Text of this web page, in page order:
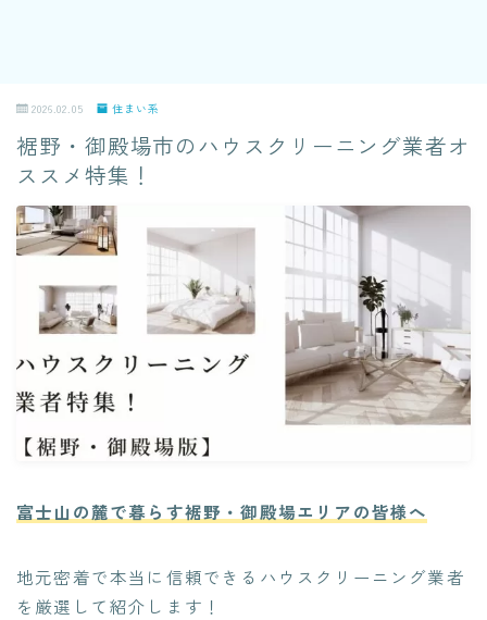
2026.02.05 住まい系
裾野・御殿場市のハウスクリーニング業者オ
ススメ特集！
富士山の麓で暮らす裾野・御殿場エリアの皆様へ
地元密着で本当に信頼できるハウスクリーニング業者
を厳選して紹介します！